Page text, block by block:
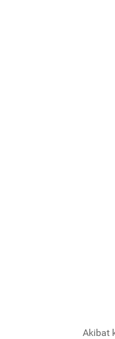
Akibat